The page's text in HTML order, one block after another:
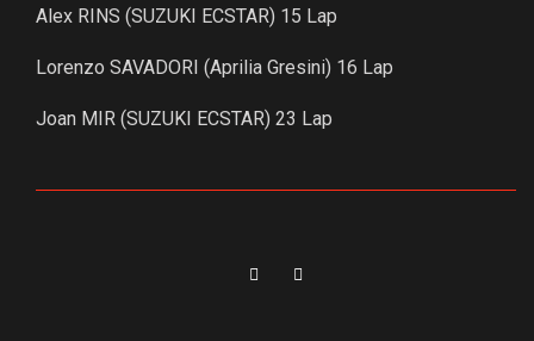
Alex RINS (SUZUKI ECSTAR) 15 Lap
Lorenzo SAVADORI (Aprilia Gresini) 16 Lap
Joan MIR (SUZUKI ECSTAR) 23 Lap